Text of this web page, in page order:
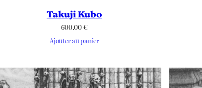
Takuji Kubo
600.00€
Ajouter au panier